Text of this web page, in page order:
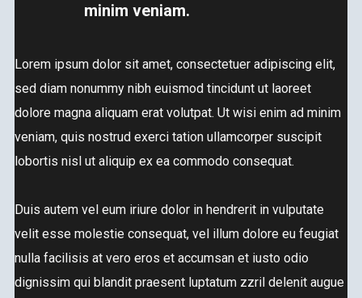
minim veniam.
Lorem ipsum dolor sit amet, consectetuer adipiscing elit,
sed diam nonummy nibh euismod tincidunt ut laoreet
dolore magna aliquam erat volutpat. Ut wisi enim ad minim
veniam, quis nostrud exerci tation ullamcorper suscipit
lobortis nisl ut aliquip ex ea commodo consequat.
Duis autem vel eum iriure dolor in hendrerit in vulputate
velit esse molestie consequat, vel illum dolore eu feugiat
nulla facilisis at vero eros et accumsan et iusto odio
dignissim qui blandit praesent luptatum zzril delenit augue